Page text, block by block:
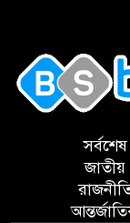
সর্বশেষ
জাতীয়